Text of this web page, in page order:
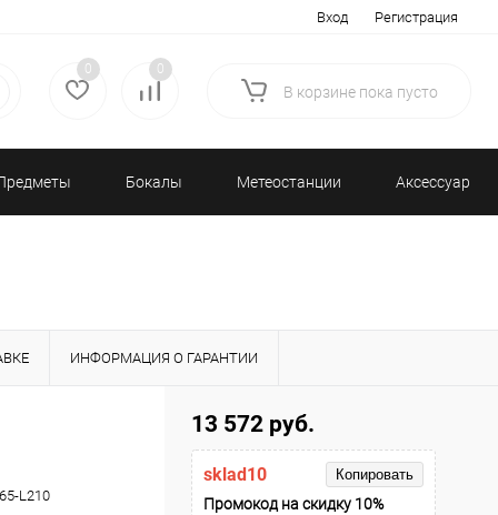
Вход Регистрация
0 0
В корзине пока пусто
Бокалы Метеостанции Аксессуары/
ИНФОРМАЦИЯ О ГАРАНТИИ
L210
13 572 руб.
sklad10 Копировать
Промокод на скидку 10%